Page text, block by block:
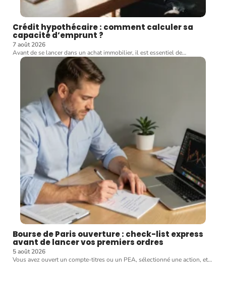
Crédit hypothécaire : comment calculer sa
capacité d’emprunt ?
7 août 2026
Avant de se lancer dans un achat immobilier, il est essentiel de…
Bourse de Paris ouverture : check-list express
avant de lancer vos premiers ordres
5 août 2026
Vous avez ouvert un compte-titres ou un PEA, sélectionné une action, et…